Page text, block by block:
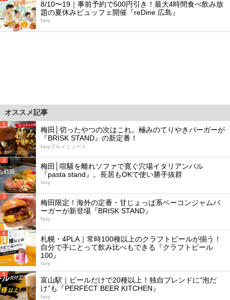
8/10〜19｜事前予約で500円引き！最大4時間食べ飲み放
題の夏休みビュッフェ開催『reDine 広島』
favy
オススメ記事
1
梅田│切ったやつの次はこれ。極みのてりやきバーガーが
『BRISK STAND』の新定番！
favyグルメニュース
2
梅田│喧騒を離れソファで寛ぐ穴場イタリアンバル
『pasta stand』。長居もOKで使い勝手抜群
favy
3
梅田限定！海外の定番・甘じょっぱ系ベーコンジャムバ
ーガーが新登場『BRISK STAND』
favy
4
札幌・4PLA｜常時100種以上のクラフトビールが揃う！
自分で手にとって飲み比べもできる『クラフトビール
100』
favy
5
富山駅｜ビールだけで20種以上！独自ブレンドに“泡だ
け”も『PERFECT BEER KITCHEN』
favy